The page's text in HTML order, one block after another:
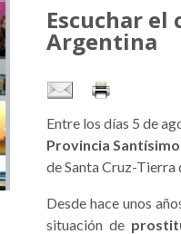
Escuchar
Argentina
Entre los días 5 de
Provincia
de Santa Cruz-Tierra
Desde hace unos
situación de